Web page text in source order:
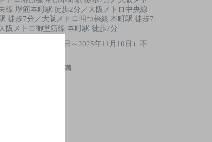
線 堺筋本町駅 徒歩2分／大阪メトロ中央線
徒歩7分／大阪メトロ四つ橋線 本町駅 徒歩7
阪メトロ御堂筋線 本町駅 徒歩7分
の他（2025年11月9日～2025年11月10日）不
円以上～5,000円未満